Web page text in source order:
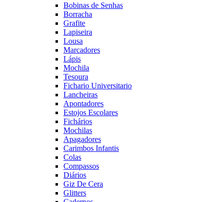
Bobinas de Senhas
Borracha
Grafite
Lapiseira
Lousa
Marcadores
Lápis
Mochila
Tesoura
Fichario Universitario
Lancheiras
Apontadores
Estojos Escolares
Fichários
Mochilas
Apagadores
Carimbos Infantis
Colas
Compassos
Diários
Giz De Cera
Glitters